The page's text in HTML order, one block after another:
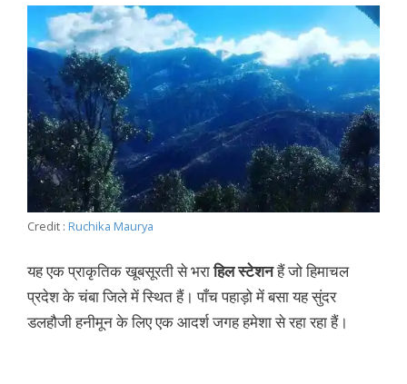
Credit : Ruchika Maurya
यह एक प्राकृतिक खूबसूरती से भराहिल स्टेशनहैं जो हिमाचल
प्रदेश के चंबा जिले में स्थित हैं। पाँच पहाड़ो में बसा यह सुंदर
डलहौजी हनीमून के लिए एक आदर्श जगह हमेशा से रहा रहा हैं।